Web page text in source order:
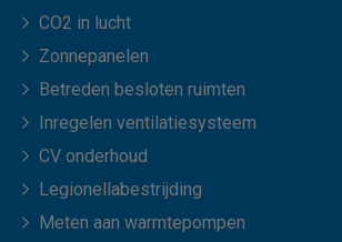
CO2 in lucht
Zonnepanelen
Betreden besloten ruimten
Inregelen ventilatiesysteem
CV onderhoud
Legionellabestrijding
Meten aan warmtepompen